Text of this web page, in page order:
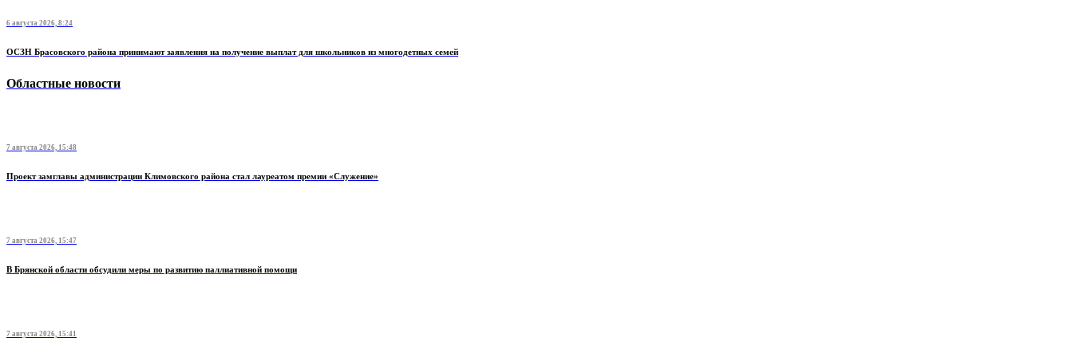
6 августа 2026, 8:24
ОСЗН Брасовского района принимают заявления на получение выплат для школьников из многодетных семей
Областные новости
7 августа 2026, 15:48
Проект замглавы администрации Климовского района стал лауреатом премии «Служение»
7 августа 2026, 15:47
В Брянской области обсудили меры по развитию паллиативной помощи
7 августа 2026, 15:41